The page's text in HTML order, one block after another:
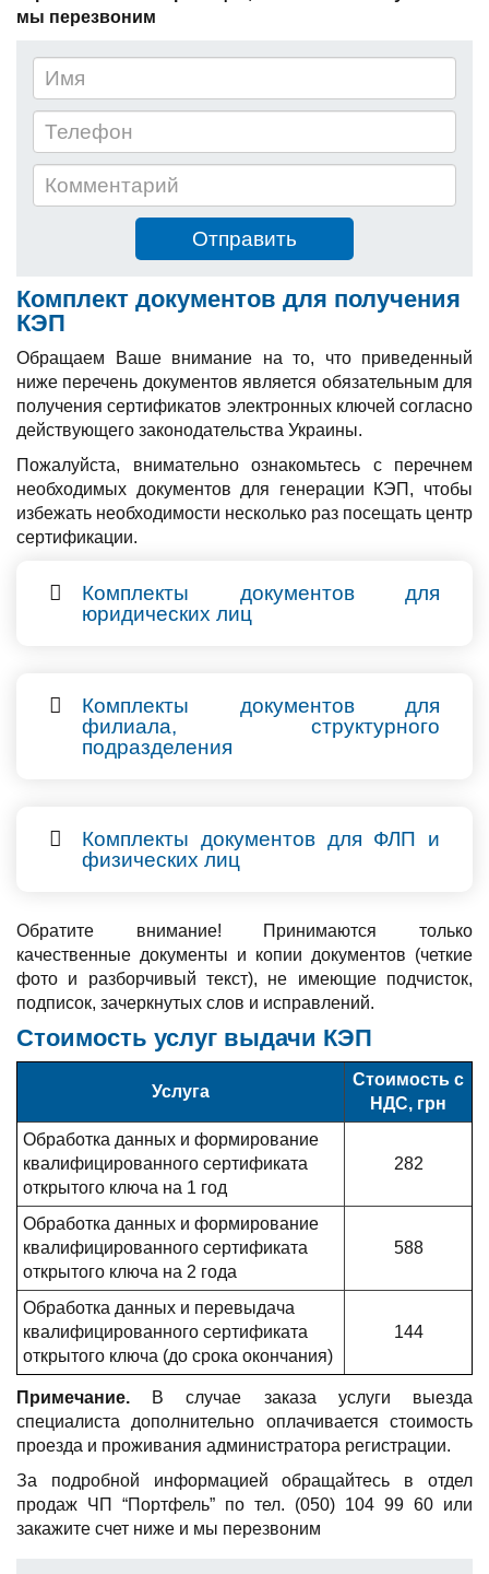
мы перезвоним
Комплект документов для получения
КЭП
Обращаем Ваше внимание на то, что приведенный
ниже перечень документов является обязательным для
получения сертификатов электронных ключей согласно
действующего законодательства Украины.
Пожалуйста, внимательно ознакомьтесь с перечнем
необходимых документов для генерации КЭП, чтобы
избежать необходимости несколько раз посещать центр
сертификации.
Комплекты документов для
юридических лиц
Юридическое лицо.
Комплекты документов для
филиала, структурного
подразделения
Для налоговых накладных.
Получает
обособленное подразделение (филиал)
Комплекты документов для ФЛП и
физических лиц
Печать для ПРРО
ФЛП Подпись для ПРРО
Обратите внимание! Принимаются только
качественные документы и копии документов (четкие
фото и разборчивый текст), не имеющие подчисток,
подписок, зачеркнутых слов и исправлений.
Стоимость услуг выдачи КЭП
Услуга
Стоимость с
НДС, грн
Обработка данных и формирование
квалифицированного сертификата
открытого ключа на 1 год
282
Обработка данных и формирование
квалифицированного сертификата
открытого ключа на 2 года
588
Обработка данных и перевыдача
квалифицированного сертификата
открытого ключа (до срока окончания)
144
Примечание. В случае заказа услуги выезда
специалиста дополнительно оплачивается стоимость
проезда и проживания администратора регистрации.
За подробной информацией обращайтесь в отдел
продаж ЧП “Портфель” по тел. (050) 104 99 60 или
закажите счет ниже и мы перезвоним